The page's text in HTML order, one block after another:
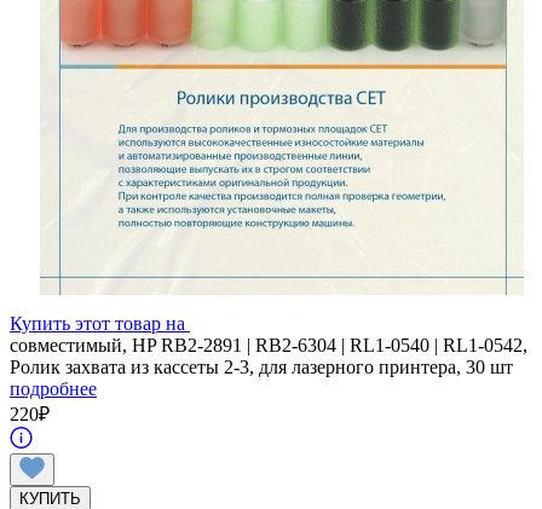
Купить этот товар на
совместимый, HP RB2-2891 | RB2-6304 | RL1-0540 | RL1-0542,
Ролик захвата из кассеты 2-3, для лазерного принтера, 30 шт
подробнее
220₽
КУПИТЬ